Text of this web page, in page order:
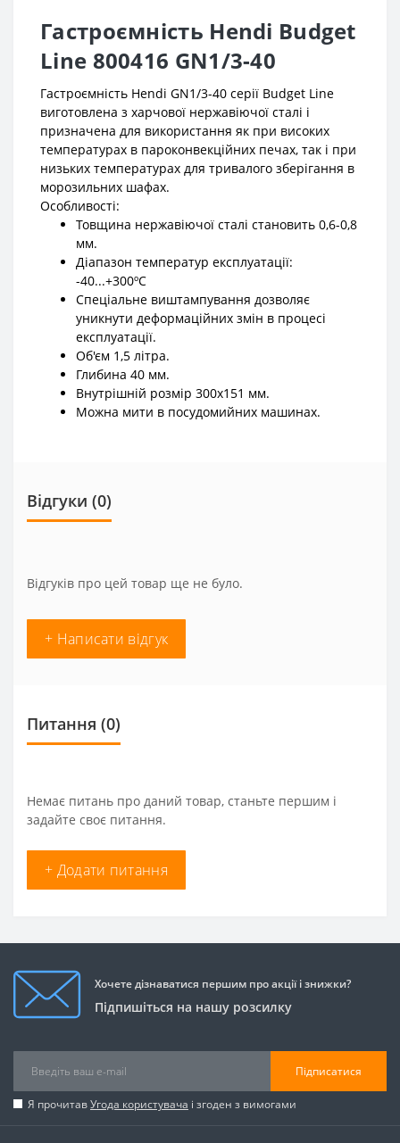
Гастроємність Hendi Budget
Line 800416 GN1/3-40
Гастроємність Hendi GN1/3-40 серії Budget Line
виготовлена з харчової нержавіючої сталі і
призначена для використання як при високих
температурах в пароконвекційних печах, так і при
низьких температурах для тривалого зберігання в
морозильних шафах.
Особливості:
Товщина нержавіючої сталі становить 0,6-0,8
мм.
Діапазон температур експлуатації:
-40...+300ºС
Спеціальне виштампування дозволяє
уникнути деформаційних змін в процесі
експлуатації.
Об'єм 1,5 літра.
Глибина 40 мм.
Внутрішній розмір 300х151 мм.
Можна мити в посудомийних машинах.
Відгуки (0)
Відгуків про цей товар ще не було.
+ Написати відгук
Питання (0)
Немає питань про даний товар, станьте першим і
задайте своє питання.
+ Додати питання
Хочете дізнаватися першим про акції і знижки?
Підпишіться на нашу розсилку
Підписатися
Я прочитавУгода користувача і згоден з вимогами